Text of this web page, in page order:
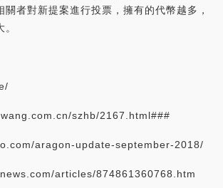
關者對新提案進行投票，擁有的代幣越多，
szhb/2167.html###
aragon-update-september-2018/
articles/874861360768.htm